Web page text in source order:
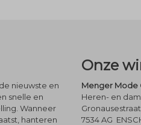
nieuwste en
snelle en
Wanneer
hanteren
Onze
Menger Mode
Heren- en
Gronausestraat
7534 AG